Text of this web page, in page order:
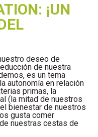
¡UN
deseo de
de nuestra
es un tema
autonomía en relación
primas, la
(la mitad de nuestros
bienestar de nuestros
gusta comer
nuestras cestas de